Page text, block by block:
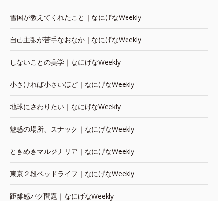
雪国が教えてくれたこと｜なにげなWeekly
自己主張が苦手なおなか｜なにげなWeekly
しないことの美学｜なにげなWeekly
小さければ小さいほど｜なにげなWeekly
地球にさわりたい｜なにげなWeekly
魅惑の場所、スナック｜なにげなWeekly
ときめきマルジナリア｜なにげなWeekly
東京２段ベッドライフ｜なにげなWeekly
距離感バグ問題｜なにげなWeekly